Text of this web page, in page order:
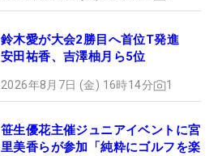
鈴木愛が大会2勝目へ首位T発進
安田祐香、吉澤柚月ら5位
2026年8月7日 (金) 16時14分 1
笹生優花主催ジュニアイベントに宮
里美香らが参加「純粋にゴルフを楽